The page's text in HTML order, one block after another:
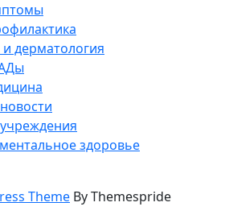
дерматология
здоровье
Theme By Themespride